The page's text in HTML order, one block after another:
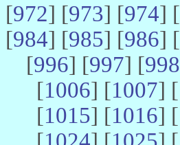
[972] [973] [974] [
[984] [985] [986] [
[996] [997] [998
[1006] [1007] [
[1015] [1016] [